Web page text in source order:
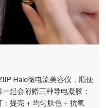
Halo微电流美容仪，顺便
起会附赠三种导电凝胶：
提亮 + 均匀肤色 + 抗氧